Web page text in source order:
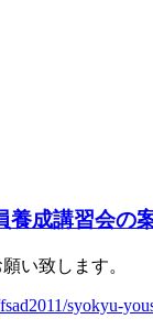
養成講習会の
い致します。
syokyu-